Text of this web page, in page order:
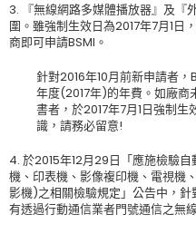
3. 『無線網路多媒體播放器』及『
圍。雖強制生效日為2017年7月1日
商即可申請BSMI。
針對2016年10月前新申請者
年度(2017年)的年費。如廠商
書者，於2017年7月1日強制
識，請務必留意!
4. 於2015年12月29日「應施檢驗
機、印表機、影像複印機、電視機
影機)之相關檢驗規定」公告中，
有透過行動通信業者門號通信之無